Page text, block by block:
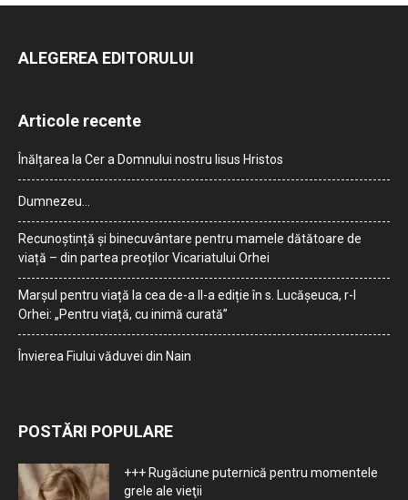
ALEGEREA EDITORULUI
Articole recente
Înălțarea la Cer a Domnului nostru Iisus Hristos
Dumnezeu…
Recunoștință și binecuvântare pentru mamele dătătoare de
viață – din partea preoților Vicariatului Orhei
Marșul pentru viață la cea de-a II-a ediție în s. Lucășeuca, r-l
Orhei: „Pentru viață, cu inimă curată”
Învierea Fiului văduvei din Nain
POSTĂRI POPULARE
+++ Rugăciune puternică pentru momentele
grele ale vieţii